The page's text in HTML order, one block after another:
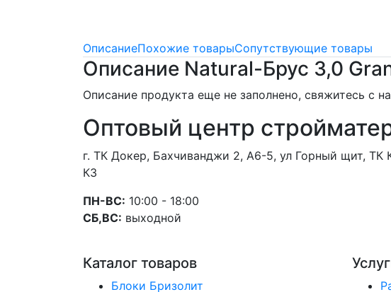
ОписаниеПохожие товарыСопутствующие товары
Описание Natural-Брус 3,0
Описание продукта еще не заполнено, свяжитесь с
Оптовый центр
г. ТК Докер, Бахчиванджи 2, А6-5, ул Горный щит, ТК
К3
ПН-ВС: 10:00 - 18:00
СБ,ВС: выходной
Каталог товаров
Блоки Бризолит